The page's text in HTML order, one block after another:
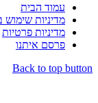
עמוד הבית
מדיניות
מדיניות פרטיות
פרסם איתנו
Back to top button